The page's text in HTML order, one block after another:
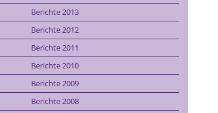
Berichte 2013
Berichte 2012
Berichte 2011
Berichte 2010
Berichte 2009
Berichte 2008